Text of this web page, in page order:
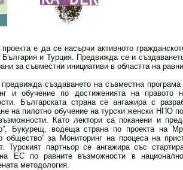
е да се насърчи активното
и Турция. Предвижда се и
за съвместни инициативи в областта на
предвижда създаването на съвместна
и обучение по достиженията на
Българската страна се ангажира с
на пилотно обучение на турски женски НПО
Като лектори са поканени и
Букурещ, водеща страна по проекта на
общество” за Мониторинг на процеса на
Турският партньор се ангажира със
ЕС по равните възможности в
методология.